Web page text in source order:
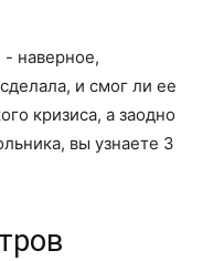
- наверное,
и смог ли ее
кризиса, а заодно
вы узнаете 3